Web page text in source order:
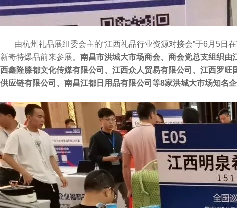
由杭州礼品展组委会主的“江西礼品行业资源对接会”于6月5日
新奇特爆品前来参展。 南昌市洪城大市场商会、商会党总支组织由
西鑫隆滕都文化传媒有限公司、江西众人贸易有限公司、江西罗
供应链有限公司、南昌江都日用品有限公司等8家洪城大市场知名企